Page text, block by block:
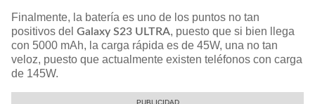
Finalmente, la batería es uno de los puntos no tan
positivos del Galaxy S23 ULTRA, puesto que si bien llega
con 5000 mAh, la carga rápida es de 45W, una no tan
veloz, puesto que actualmente existen teléfonos con carga
de 145W.